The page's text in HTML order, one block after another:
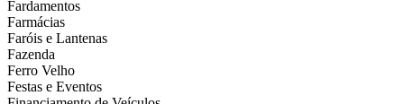
Fardamentos
Farmácias
Faróis e Lantenas
Fazenda
Ferro Velho
Festas e Eventos